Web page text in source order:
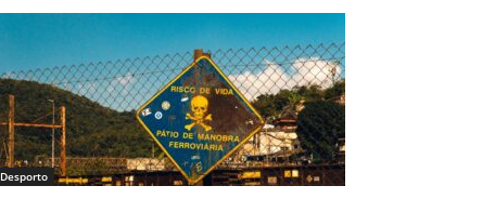
Desporto